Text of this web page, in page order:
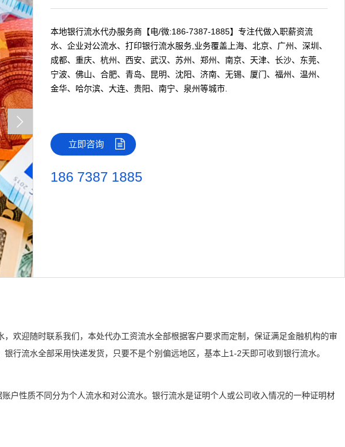
本地银行流水代办服务商【电/微:186-7387-1885】专注代做入职薪资流
水、企业对公流水、打印银行流水服务,业务覆盖上海、北京、广州、深圳、
成都、重庆、杭州、西安、武汉、苏州、郑州、南京、天津、长沙、东莞、
宁波、佛山、合肥、青岛、昆明、沈阳、济南、无锡、厦门、福州、温州、
金华、哈尔滨、大连、贵阳、南宁、泉州等城市.
立即咨询
186 7387 1885
欢迎随时联系我们，本处代办工资流水全部根据客户要求而定制，保证满足金融机构的审
行流水全部采用快递发货，只要不是个别偏远地区，基本上1-2天即可收到银行流水。
户性质不同分为个人流水和对公流水。银行流水是证明个人或公司收入情况的一种证明材